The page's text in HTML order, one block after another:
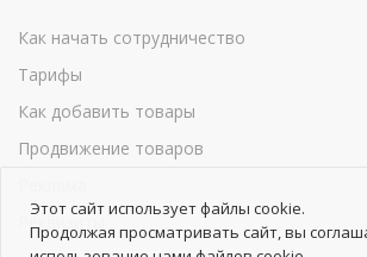
Как начать сотрудничество
Тарифы
Как добавить товары
Продвижение товаров
Реквизиты
Этот сайт использует файлы cookie.
Продолжая просматривать сайт, вы